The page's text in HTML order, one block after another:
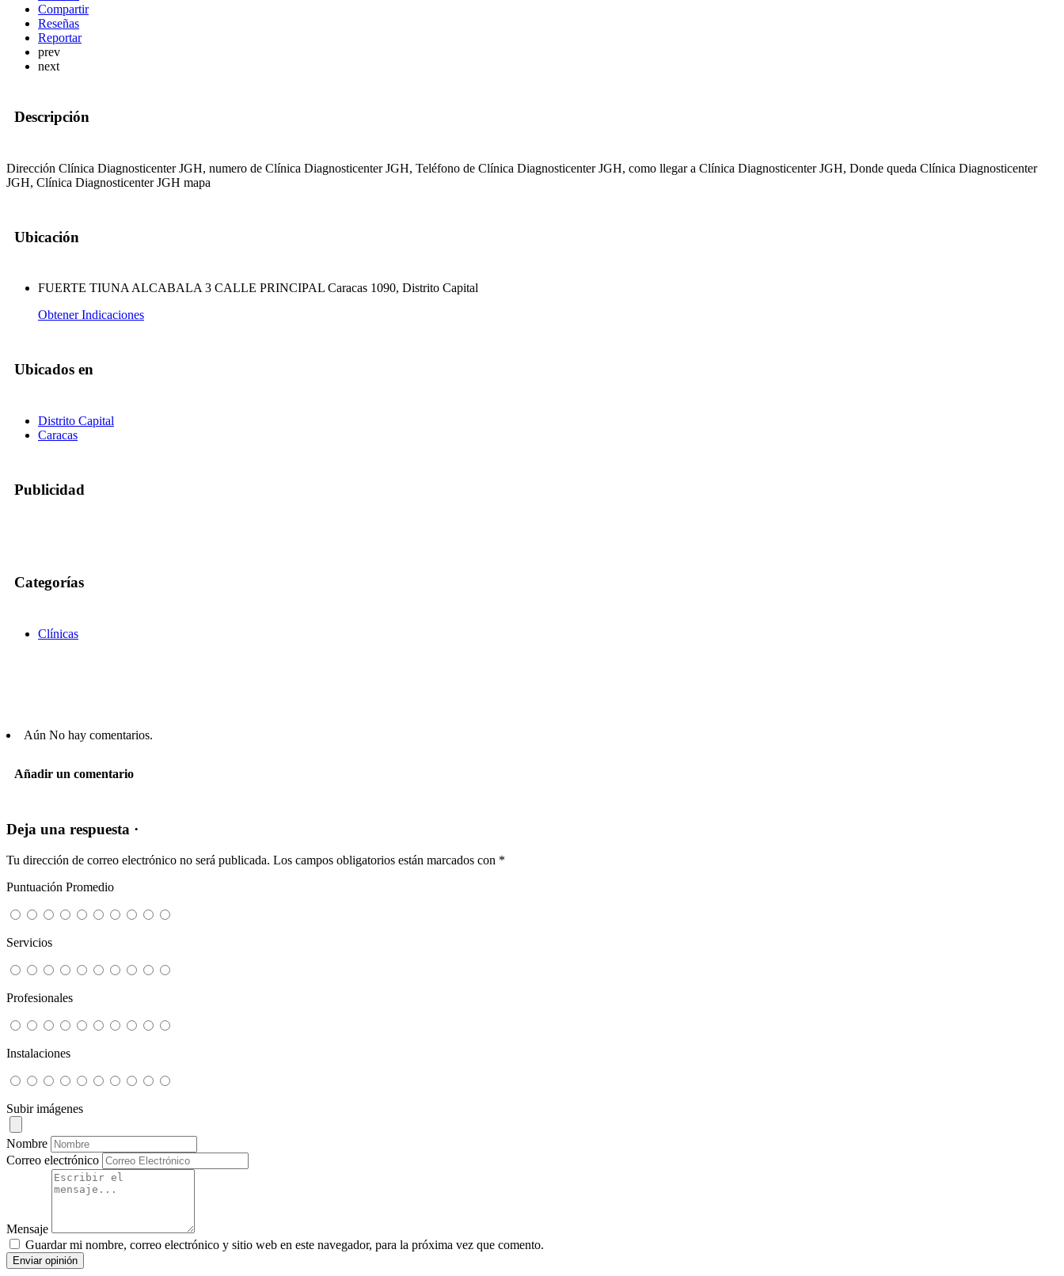
Compartir
Reseñas
Reportar
prev
next
Descripción
Dirección Clínica Diagnosticenter JGH, numero de Clínica Diagnosticenter JGH, Teléfono de Clínica Diagnosticenter JGH, como llegar a Clínica Diagnosticenter JGH, Donde queda Clínica Diagnosticenter
JGH, Clínica Diagnosticenter JGH mapa
Ubicación
FUERTE TIUNA ALCABALA 3 CALLE PRINCIPAL Caracas 1090, Distrito Capital
Obtener Indicaciones
Ubicados en
Distrito Capital
Caracas
Publicidad
Categorías
Clínicas
Aún No hay comentarios.
Añadir un comentario
Deja una respuesta ·
Tu dirección de correo electrónico no será publicada. Los campos obligatorios están marcados con *
Puntuación Promedio
Servicios
Profesionales
Instalaciones
Subir imágenes
Nombre
Correo electrónico
Mensaje
Guardar mi nombre, correo electrónico y sitio web en este navegador, para la próxima vez que comento.
Enviar opinión